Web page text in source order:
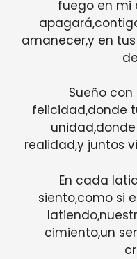
fuego en mi
amanecer,y en
Sueño
felicidad,donde
realidad,y juntos
En cada
siento,como si
cimiento,un